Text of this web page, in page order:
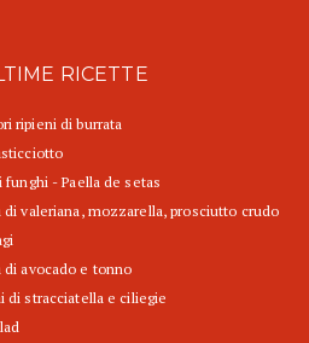
RICETTE
ripieni di burrata
funghi - Paella de setas
di valeriana, mozzarella, prosciutto crudo
di avocado e tonno
di stracciatella e ciliegie